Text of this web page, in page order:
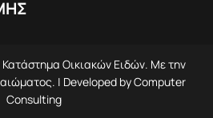
Οικιακών Ειδών. Με την
| Developed byComputer
Consulting